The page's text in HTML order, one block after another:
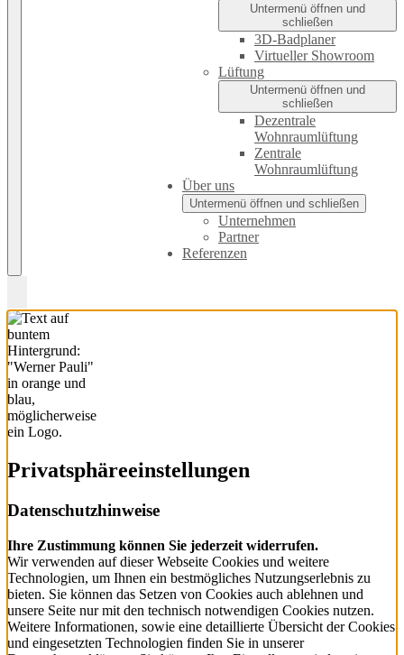
Untermenü öffnen und
schließen
3D-Badplaner
Virtueller Showroom
Lüftung
Untermenü öffnen und
schließen
Dezentrale
Wohnraumlüftung
Zentrale
Wohnraumlüftung
Über uns
Untermenü öffnen und schließen
Unternehmen
Partner
Referenzen
Privatsphäre­einstellungen
Datenschutzhinweise
Ihre Zustimmung können Sie jederzeit widerrufen.
Wir verwenden auf dieser Webseite Cookies und weitere
Technologien, um Ihnen ein bestmögliches Nutzungserlebnis zu
bieten. Sie können das Setzen von Cookies auch ablehnen und
unsere Seite nur mit den technisch notwendigen Cookies nutzen.
Weitere Informationen, sowie eine detaillierte Übersicht der Cookies
und eingesetzten Technologien finden Sie in unserer